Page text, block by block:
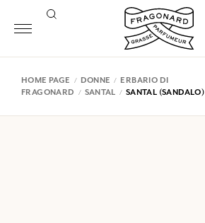
HOME PAGE DONNE
ERBARIO DI
FRAGONARD
SANTAL SANTAL (SANDALO)